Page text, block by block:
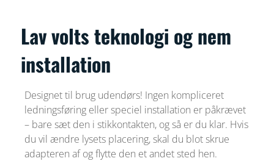
Lav volts teknologi og nem
installation
Designet til brug udendørs! Ingen kompliceret
ledningsføring eller speciel installation er påkrævet
– bare sæt den i stikkontakten, og så er du klar. Hvis
du vil ændre lysets placering, skal du blot skrue
adapteren af ​​og flytte den et andet sted hen.